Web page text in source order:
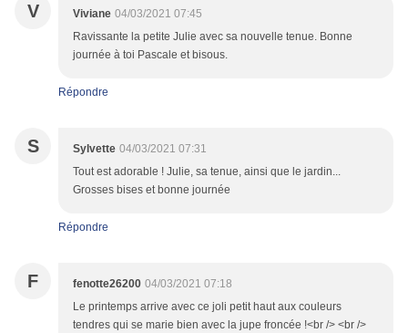
V Viviane 04/03/2021 07:45
Ravissante la petite Julie avec sa nouvelle tenue. Bonne
journée à toi Pascale et bisous.
Répondre
S Sylvette 04/03/2021 07:31
Tout est adorable ! Julie, sa tenue, ainsi que le jardin...
Grosses bises et bonne journée
Répondre
F fenotte26200 04/03/2021 07:18
Le printemps arrive avec ce joli petit haut aux couleurs
tendres qui se marie bien avec la jupe froncée !<br /> <br />